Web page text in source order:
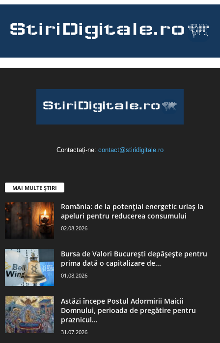
Contactați-ne: contact@stiridigitale.ro
MAI MULTE ȘTIRI
România: de la potențial energetic uriaș la
apeluri pentru reducerea consumului
02.08.2026
Bursa de Valori București depășește pentru
prima dată o capitalizare de...
01.08.2026
Astăzi începe Postul Adormirii Maicii
Domnului, perioada de pregătire pentru
praznicul...
31.07.2026